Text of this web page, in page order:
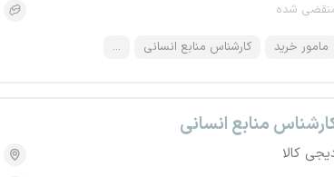
شده
مامور خرید کارشناس منابع انسانی ...
منابع انسانی
کالا